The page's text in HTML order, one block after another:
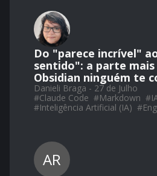
Do "parece incrível"
sentido": a parte
Obsidian ninguém te
Danieli Braga - 27 de Julho
#Claude Code #Markdown #
#Inteligência Artificial (IA) #
AR